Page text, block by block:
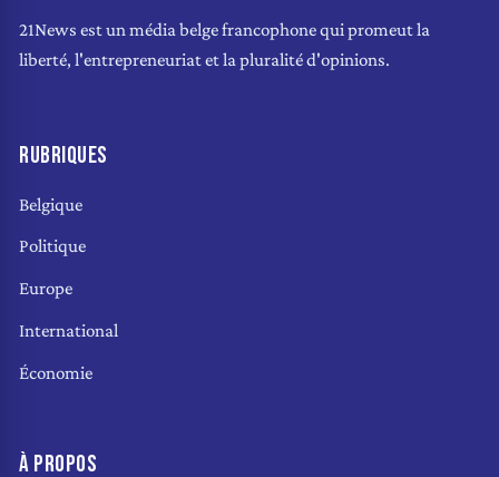
21News est un média belge francophone qui promeut la
liberté, l'entrepreneuriat et la pluralité d'opinions.
RUBRIQUES
Belgique
Politique
Europe
International
Économie
À PROPOS